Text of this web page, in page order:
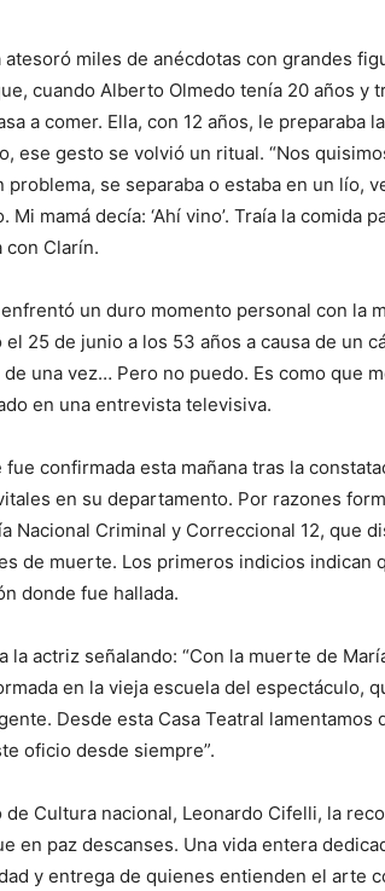
miles de anécdotas con grandes
cuando Alberto Olmedo tenía 20 años y
a comer. Ella, con 12 años, le preparaba
ese gesto se volvió un ritual. “Nos
problema, se separaba o estaba en un lío,
mamá decía: ‘Ahí vino’. Traía la comida
con Clarín.
un duro momento personal con la
25 de junio a los 53 años a causa de un
una vez… Pero no puedo. Es como que
en una entrevista televisiva.
confirmada esta mañana tras la
en su departamento. Por razones
Nacional Criminal y Correccional 12, que
de muerte. Los primeros indicios indican
donde fue hallada.
la actriz señalando: “Con la muerte de
en la vieja escuela del espectáculo,
Desde esta Casa Teatral lamentamos
oficio desde siempre”.
Cultura nacional, Leonardo Cifelli, la
en paz descanses. Una vida entera
y entrega de quienes entienden el arte